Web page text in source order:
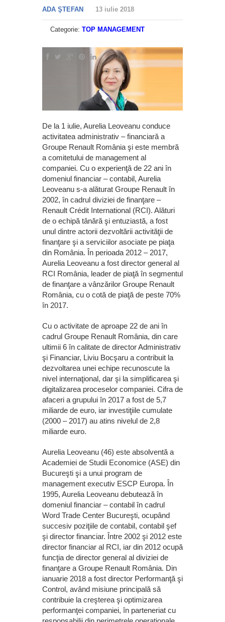
ADA ŞTEFAN 13 iulie 2018
Categorie: TOP MANAGEMENT
De la 1 iulie, Aurelia Leoveanu conduce
activitatea administrativ – financiară a
Groupe Renault România şi este membră
a comitetului de management al
companiei. Cu o experienţă de 22 ani în
domeniul financiar – contabil, Aurelia
Leoveanu s-a alăturat Groupe Renault în
2002, în cadrul diviziei de finanţare –
Renault Crédit International (RCI). Alături
de o echipă tânără şi entuziastă, a fost
unul dintre actorii dezvoltării activităţii de
finanţare şi a serviciilor asociate pe piaţa
din România. În perioada 2012 – 2017,
Aurelia Leoveanu a fost director general al
RCI România, leader de piaţă în segmentul
de finanţare a vânzărilor Groupe Renault
România, cu o cotă de piaţă de peste 70%
în 2017.
Cu o activitate de aproape 22 de ani în
cadrul Groupe Renault România, din care
ultimii 6 în calitate de director Administrativ
şi Financiar, Liviu Bocşaru a contribuit la
dezvoltarea unei echipe recunoscute la
nivel internaţional, dar şi la simplificarea şi
digitalizarea proceselor companiei. Cifra de
afaceri a grupului în 2017 a fost de 5,7
miliarde de euro, iar investiţiile cumulate
(2000 – 2017) au atins nivelul de 2,8
miliarde euro.
Aurelia Leoveanu (46) este absolventă a
Academiei de Studii Economice (ASE) din
Bucureşti şi a unui program de
management executiv ESCP Europa. În
1995, Aurelia Leoveanu debutează în
domeniul financiar – contabil în cadrul
Word Trade Center Bucureşti, ocupând
succesiv poziţiile de contabil, contabil şef
şi director financiar. Între 2002 şi 2012 este
director financiar al RCI, iar din 2012 ocupă
funcţia de director general al diviziei de
finanţare a Groupe Renault România. Din
ianuarie 2018 a fost director Performanţă şi
Control, având misiune principală să
contribuie la creşterea şi optimizarea
performanţei companiei, în parteneriat cu